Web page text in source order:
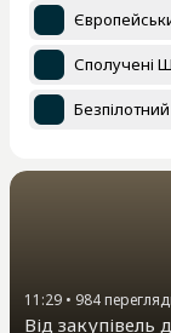
Сполучені
11:29 • 984
Від закупівель